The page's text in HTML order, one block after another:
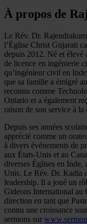
À propos de
Le Rév. Dr.
l’Église Christ Gujarati
depuis 2012. Né et
de licence en ingénierie
qu’ingénieur civil en
que sa famille a émigré
reconnu comme
Ontario et a également
raison de son service à la
Depuis ses années
apprécié comme un
à divers événements de
aux États-Unis et au
diverses Églises en Inde,
Unis. Le Rév. Dr. Kadia
leadership. Il a joué un
Gideons International au
direction en tant que
connu une croissance
sermons sur